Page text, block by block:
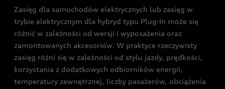
Zasięg dla samochodów elektrycznych lub zasięg w
trybie elektrycznym dla hybryd typu Plug-In może się
różnić w zależności od wersji i wyposażenia oraz
zamontowanych akcesoriów. W praktyce rzeczywisty
zasięg różni się w zależności od stylu jazdy, prędkości,
korzystania z dodatkowych odbiorników energii,
temperatury zewnętrznej, liczby pasażerów, obciążenia